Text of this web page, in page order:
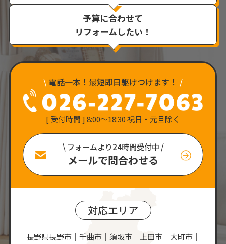
予算に合わせて
リフォームしたい！
\ 電話一本！最短即日駆けつけます！ /
[ 受付時間 ] 8:00〜18:30 祝日・元旦除く
\ フォームより24時間受付中 /
メールで問合わせる
対応エリア
長野県長野市｜千曲市｜須坂市｜上田市｜大町市｜